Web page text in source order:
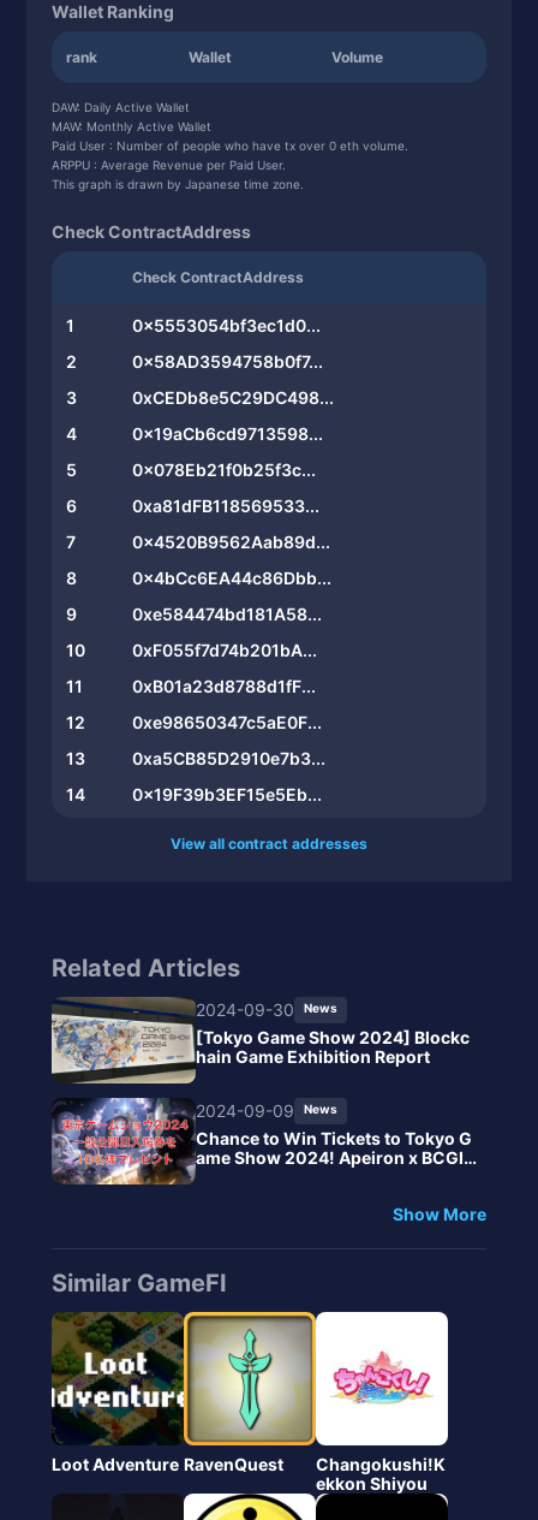
Wallet Ranking
rank Wallet Volume
DAW: Daily Active Wallet
MAW: Monthly Active Wallet
Paid User : Number of people who have tx over 0 eth volume.
ARPPU : Average Revenue per Paid User.
This graph is drawn by Japanese time zone.
Check ContractAddress
Check ContractAddress
1
0x5553054bf3ec1d0...
2
0x58AD3594758b0f7...
3
0xCEDb8e5C29DC498...
4
0x19aCb6cd9713598...
5
0x078Eb21f0b25f3c...
6
0xa81dFB118569533...
7
0x4520B9562Aab89d...
8
0x4bCc6EA44c86Dbb...
9
0xe584474bd181A58...
10
0xF055f7d74b201bA...
11
0xB01a23d8788d1fF...
12
0xe98650347c5aE0F...
13
0xa5CB85D2910e7b3...
14
0x19F39b3EF15e5Eb...
View all contract addresses
Related Articles
2024-09-30 News
[Tokyo Game Show 2024] Blockc
hain Game Exhibition Report
2024-09-09 News
Chance to Win Tickets to Tokyo G
ame Show 2024! Apeiron x BCGI
Collaboration Campaign
Show More
Similar GameFI
Loot Adventure RavenQuest
Changokushi!K
ekkon Shiyou